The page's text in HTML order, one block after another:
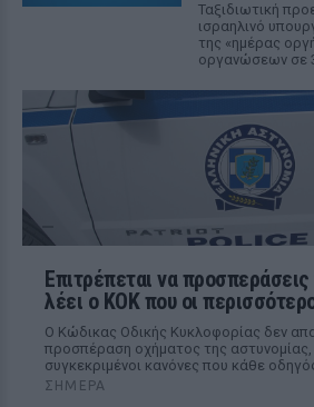
Ταξιδιωτική
ισραηλινό
της «ημέρας
οργανώσεων σε
Επιτρέπεται να προσπεράσεις
λέει ο ΚΟΚ που οι
Ο Κώδικας Οδικής Κυκλοφορίας δεν
προσπέραση οχήματος της αστυνομίας,
συγκεκριμένοι κανόνες που κάθε
ΣΉΜΕΡΑ